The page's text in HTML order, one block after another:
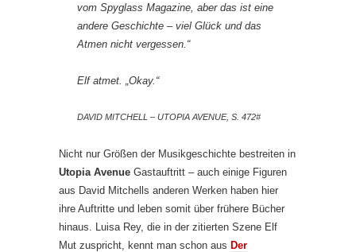
vom Spyglass Magazine , aber das ist eine
andere Geschichte – viel Glück und das
Atmen nicht vergessen.“
Elf atmet. „Okay.“
DAVID MITCHELL – UTOPIA AVENUE, S. 472#
Nicht nur Größen der Musikgeschichte bestreiten in
Utopia Avenue Gastauftritt – auch einige Figuren
aus David Mitchells anderen Werken haben hier
ihre Auftritte und leben somit über frühere Bücher
hinaus. Luisa Rey, die in der zitierten Szene Elf
Mut zuspricht, kennt man schon aus Der